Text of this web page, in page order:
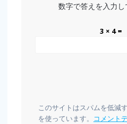
数字で答えを入力し
3 × 4 =
このサイトはスパムを低減
を使っています。 コメント